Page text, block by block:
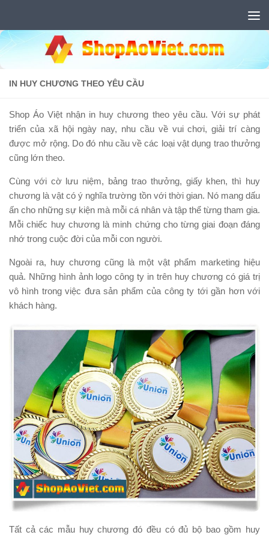
IN HUY CHƯƠNG THEO YÊU CẦU
Shop Áo Việt nhận in huy chương theo yêu cầu. Với sự phát
triển của xã hội ngày nay, nhu cầu về vui chơi, giải trí càng
được mở rộng. Do đó nhu cầu về các loại vật dụng trao thưởng
cũng lớn theo.
Cùng với cờ lưu niệm, bảng trao thưởng, giấy khen, thì huy
chương là vật có ý nghĩa trường tồn với thời gian. Nó mang dấu
ấn cho những sự kiện mà mỗi cá nhân và tập thể từng tham gia.
Mỗi chiếc huy chương là minh chứng cho từng giai đoạn đáng
nhớ trong cuộc đời của mỗi con người.
Ngoài ra, huy chương cũng là một vật phẩm marketing hiệu
quả. Những hình ảnh logo công ty in trên huy chương có giá trị
vô hình trong việc đưa sản phẩm của công ty tới gần hơn với
khách hàng.
Tất cả các mẫu huy chương đó đều có đủ bộ bao gồm huy